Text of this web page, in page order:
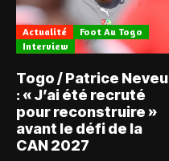
Actualité
Foot Au Togo
Interview
Togo / Patrice Neveu
: « J’ai été recruté
pour reconstruire »
avant le défi de la
CAN 2027